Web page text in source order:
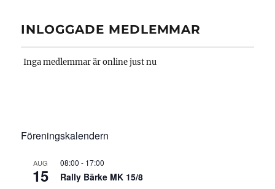
INLOGGADE MEDLEMMAR
Inga medlemmar är online just nu
Föreningskalendern
AUG
15
08:00 - 17:00
Rally Bärke MK 15/8